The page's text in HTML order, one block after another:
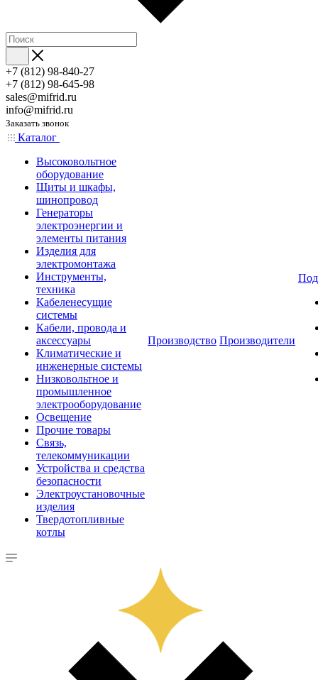
+7 (812) 98-840-27
+7 (812) 98-645-98
sales@mifrid.ru
info@mifrid.ru
Заказать звонок
Каталог
Высоковольтное
оборудование
Щиты и шкафы,
шинопровод
Генераторы
электроэнергии и
элементы питания
Изделия для
электромонтажа
Инструменты,
техника
Кабеленесущие
системы
Кабели, провода и
аксессуары
Климатические и
инженерные системы
Низковольтное и
промышленное
электрооборудование
Освещение
Прочие товары
Связь,
телекоммуникации
Устройства и средства
безопасности
Электроустановочные
изделия
Твердотопливные
котлы
Производство Производители